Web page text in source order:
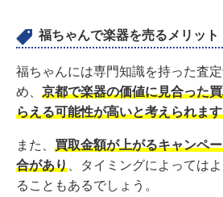
福ちゃんで楽器を売るメリット
福ちゃんには専門知識を持った査
め、 京都で楽器の価値に見合った
らえる可能性が高いと考えられま
また、 買取金額が上がるキャンペ
合があり 、タイミングによっては
ることもあるでしょう。